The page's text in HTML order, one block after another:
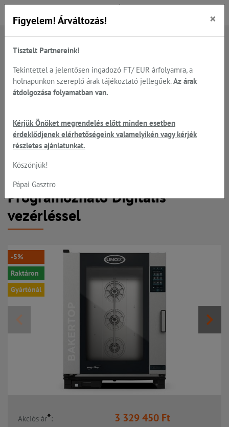
Főoldal Termékek
UNOX - cukrászati kemencék, állványok, tisztítás...
UNOX - cukrászati sütők manuális vagy digitális...
UNOX BakerTop MIND.Maps
EPRM Plus - 10 tálcás CUKRÁSZ
sütő, 10*600*400 mm tálcahely,
elektromos, légkeveréses,
Programozható Digitális
vezérléssel
-5%
Raktáron
Gyártónál
Akciós ár*: 3 329 450 Ft
Figyelem! Árváltozás! ×
Tisztelt Partnereink!
Tekintettel a jelentősen ingadozó FT/ EUR árfolyamra, a
holnapunkon szereplő árak tájékoztató jellegűek. Az árak
átdolgozása folyamatban van.
Kérjük Önöket megrendelés előtt minden esetben
érdeklődjenek elérhetőségeink valamelyikén vagy kérjék
részletes ajánlatunkat.
Köszönjük!
Pápai Gasztro